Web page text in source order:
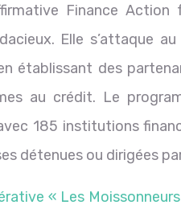
Finance
Elle s’attaque
établissant des
au crédit. Le
185 institutions
détenues ou dirigées
« Les